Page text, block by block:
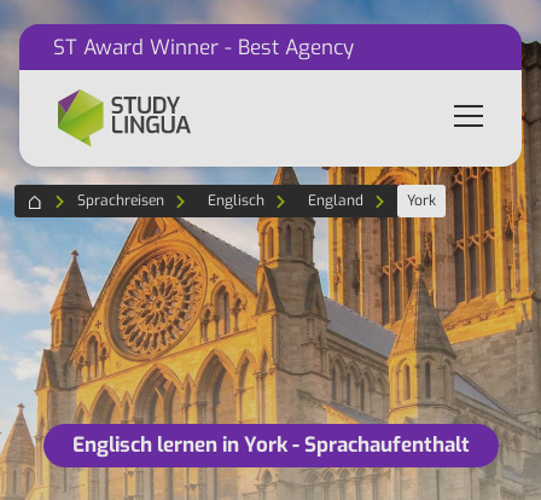
ST Award Winner - Best Agency
Sprachreisen Englisch England York
Englisch lernen in York - Sprachaufenthalt